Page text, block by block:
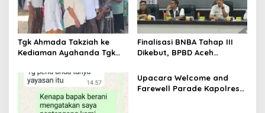
p
o
s
Tgk Ahmada Takziah ke
Kediaman Ayahanda Tgk
Finalisasi BNBA Tahap III
Dikebut, BPBD Aceh
Penghulu untuk Vervali
Stimulan Rumah
Upacara Welcome and
Farewell Parade Kapolres